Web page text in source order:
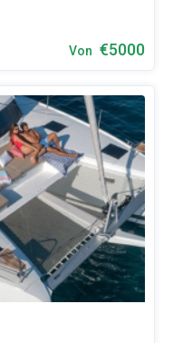
Von €5000